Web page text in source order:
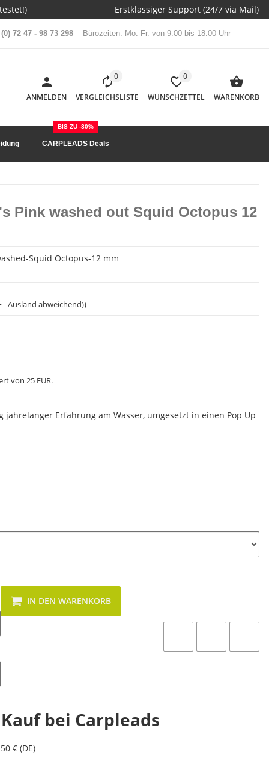
Erstklassiger Support (24/7 via Mail)
72 47 - 98 73 298 Bürozeiten: Mo.-Fr. von 9:00 bis 18:00 Uhr
ANMELDEN
0
VERGLEICHSLISTE
0
WUNSCHZETTEL WARENKORB
CARPLEADS Deals
BIS ZU -80%
Pink washed out Squid Octopus 12
Squid Octopus-12 mm
- Ausland abweichend))
von 25 EUR.
Erfahrung am Wasser, umgesetzt in einen Pop Up
IN DEN WARENKORB
bei Carpleads
€ (DE)